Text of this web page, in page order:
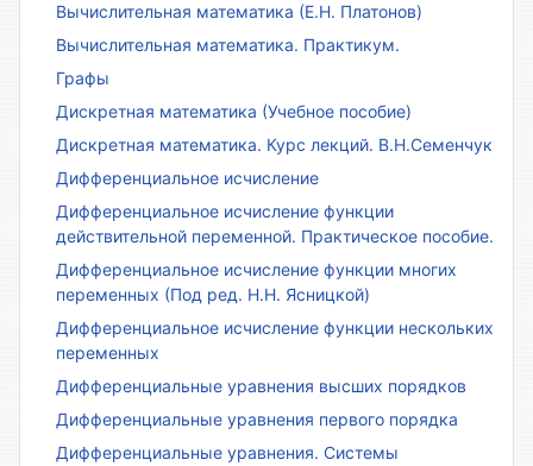
Вычислительная математика (Е.Н. Платонов)
Вычислительная математика. Практикум.
Графы
Дискретная математика (Учебное пособие)
Дискретная математика. Курс лекций. В.Н.Семенчук
Дифференциальное исчисление
Дифференциальное исчисление функции
действительной переменной. Практическое пособие.
Дифференциальное исчисление функции многих
переменных (Под ред. Н.Н. Ясницкой)
Дифференциальное исчисление функции нескольких
переменных
Дифференциальные уравнения высших порядков
Дифференциальные уравнения первого порядка
Дифференциальные уравнения. Системы